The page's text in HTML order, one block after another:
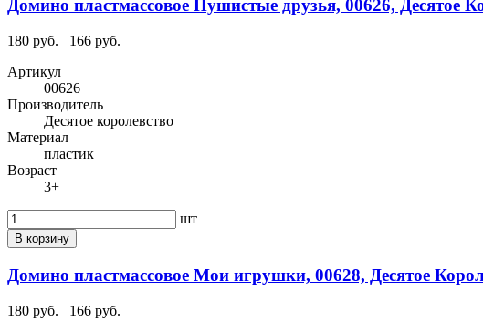
Домино пластмассовое Пушистые друзья, 00626, Десятое
180 руб.
166 руб.
Артикул
00626
Производитель
Десятое королевство
Материал
пластик
Возраст
3+
шт
В корзину
Домино пластмассовое Мои игрушки, 00628, Десятое
180 руб.
166 руб.